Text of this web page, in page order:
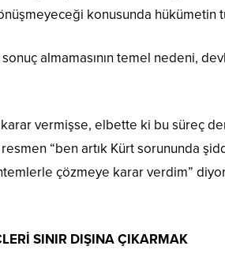
konusunda hükümetin
almamasının temel nedeni,
vermişse, elbette ki bu süreç
“ben artık Kürt sorununda
çözmeye karar verdim”
SINIR DIŞINA ÇIKARMAK